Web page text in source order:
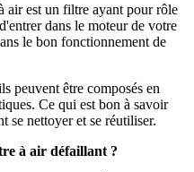
air est un filtre ayant pour rôle
dans le moteur de votre
le bon fonctionnement de
peuvent être composés en
Ce qui est bon à savoir
se nettoyer et se réutiliser.
à air défaillant ?